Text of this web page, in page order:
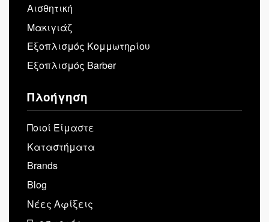
Αισθητική
Μακιγιάζ
Εξοπλισμός Κομμωτηρίου
Εξοπλισμός Barber
Πλοήγηση
Ποιοί Είμαστε
Καταστήματα
Brands
Blog
Νέες Αφίξεις